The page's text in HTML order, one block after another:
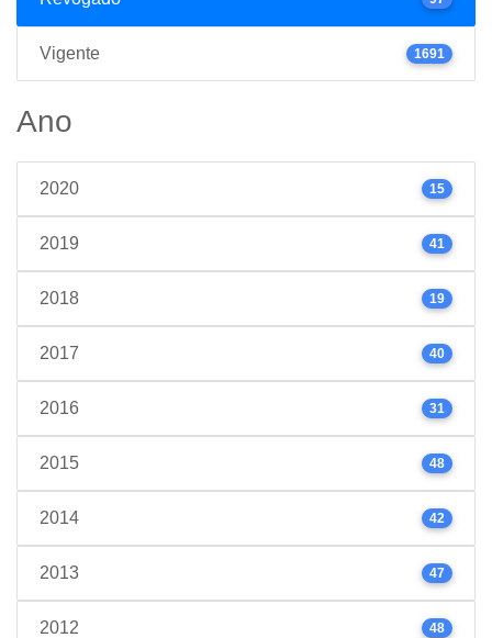
Vigente 1691
Ano
2020 15
2019 41
2018 19
2017 40
2016 31
2015 48
2014 42
2013 47
2012 48